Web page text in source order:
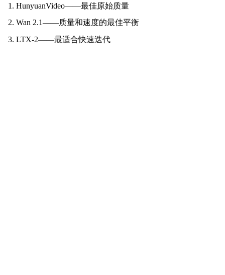
HunyuanVideo——最佳原始质量
Wan 2.1——质量和速度的最佳平衡
LTX-2——最适合快速迭代